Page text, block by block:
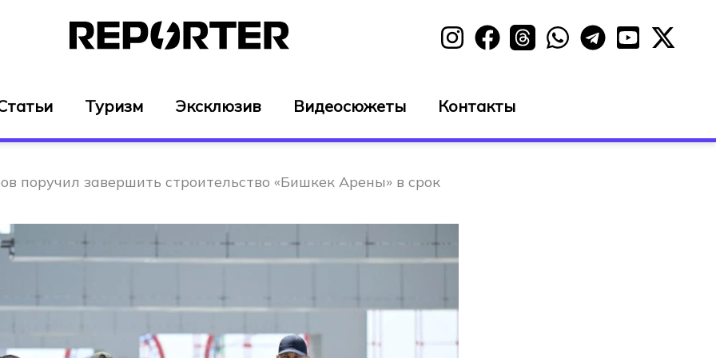
Туризм Эксклюзив Видеосюжеты Контакты
поручил завершить строительство «Бишкек Арены» в срок